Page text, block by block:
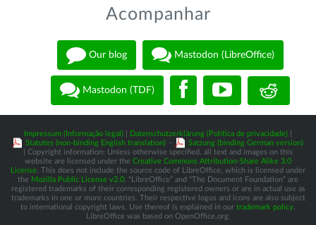
Acompanhar
Our blog Mastodon (LibreOffice)
Mastodon (TDF)
Impressum (Informação legal) Datenschutzerklärung (Política de privacidade)
Statutes (non-binding English translation) -
Satzung (binding German version)
| Copyright information: Unless otherwise specified, all text and images on this
website are licensed under the Creative Commons Attribution-Share Alike 3.0
License . This does not include the source code of LibreOffice, which is licensed under
the Mozilla Public License v2.0 . “LibreOffice” and “The Document Foundation” are
registered trademarks of their corresponding registered owners or are in actual use as
trademarks in one or more countries. Their respective logos and icons are also subject
to international copyright laws. Use thereof is explained in our trademark policy
LibreOffice was based on OpenOffice.org.